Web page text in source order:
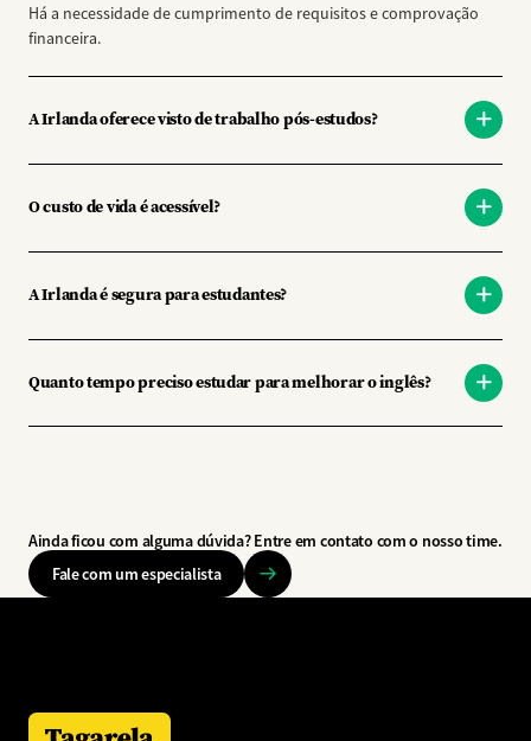
Há a necessidade de cumprimento de requisitos e comprovação
financeira.
A Irlanda oferece visto de trabalho pós-estudos?
O custo de vida é acessível?
A Irlanda é segura para estudantes?
Quanto tempo preciso estudar para melhorar o inglês?
Ainda ficou com alguma dúvida? Entre em contato com o nosso time.
Fale com um especialista